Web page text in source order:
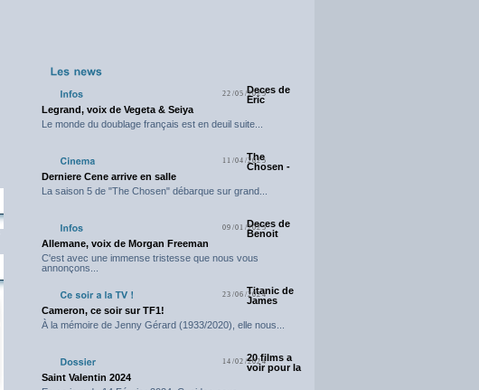
22/05/2025Deces de
Eric
Legrand, voix de Vegeta & Seiya
Le monde du doublage français est en deuil suite...
11/04/2025
The
Chosen -
Derniere Cene arrive en salle
La saison 5 de "The Chosen" débarque sur grand...
09/01/2025Deces de
Benoit
Allemane, voix de Morgan Freeman
C'est avec une immense tristesse que nous vous
annonçons...
23/06/2024Titanic de
James
Cameron, ce soir sur TF1!
À la mémoire de Jenny Gérard (1933/2020), elle nous...
14/02/202420 films a
voir pour la
Saint Valentin 2024